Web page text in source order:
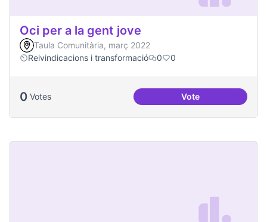
Oci per a la gent jove
Taula Comunitària, març 2022
Reivindicacions i transformació
0 0
0 Votes VoteOci per a la gent